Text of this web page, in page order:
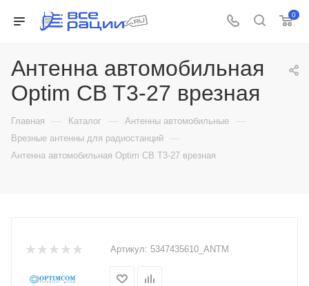
0
Антенна автомобильная
Optim CB T3-27 врезная
Главная — Каталог — Антенны автомобильные —
Врезные антенны для радиостанций —
Антенна автомобильная Optim CB T3-27 врезная
Артикул: 5347435610_ANTM